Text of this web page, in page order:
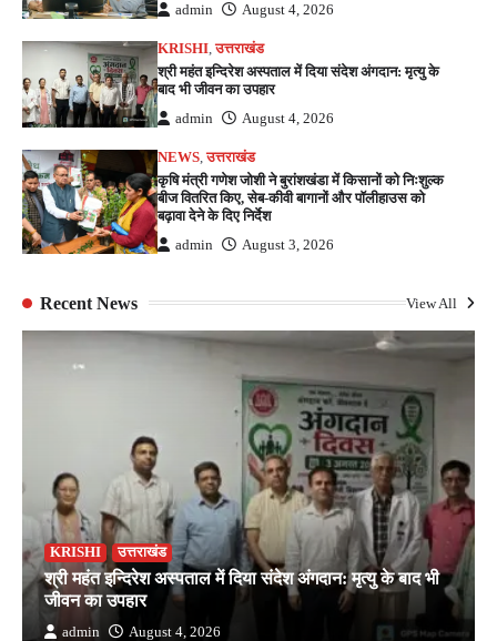
admin August 4, 2026
KRISHI,उत्तराखंड
श्री महंत इन्दिरेश अस्पताल में दिया संदेश अंगदान: मृत्यु के
बाद भी जीवन का उपहार
admin August 4, 2026
NEWS,उत्तराखंड
कृषि मंत्री गणेश जोशी ने बुरांशखंडा में किसानों को निःशुल्क
बीज वितरित किए, सेब-कीवी बागानों और पॉलीहाउस को
बढ़ावा देने के दिए निर्देश
admin August 3, 2026
Recent News View All
KRISHI उत्तराखंड
श्री महंत इन्दिरेश अस्पताल में दिया संदेश अंगदान: मृत्यु के बाद भी
जीवन का उपहार
admin August 4, 2026